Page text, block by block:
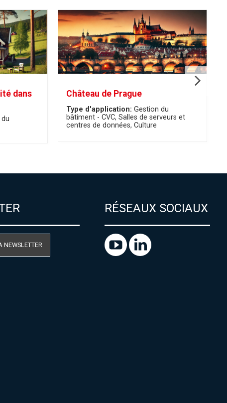
dans
Château de Prague
Type d'application: Gestion du
bâtiment - CVC Salles de serveurs et
centres de données Culture
NEWSLETTER
RÉSEAUX SOCIAUX